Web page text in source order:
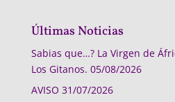
Últimas Noticias
Sabias que…? La Virgen de
Los Gitanos. 05/08/2026
AVISO 31/07/2026